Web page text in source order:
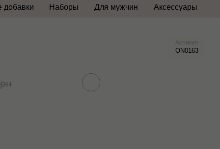
Наборы Для мужчин Аксессуары
Артикул
ON0163